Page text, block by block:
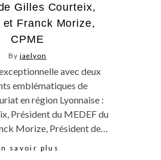
Gilles Courteix,
et Franck Morize,
CPME
By iaelyon
avec deux
emblématiques de
en région Lyonnaise :
Président du MEDEF du
Morize, Président de…
savoir plus